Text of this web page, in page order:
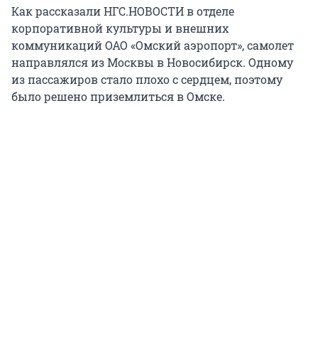
Как рассказали НГС.НОВОСТИ в отделе
корпоративной культуры и внешних
коммуникаций ОАО «Омский аэропорт», самолет
направлялся из Москвы в Новосибирск. Одному
из пассажиров стало плохо с сердцем, поэтому
было решено приземлиться в Омске.